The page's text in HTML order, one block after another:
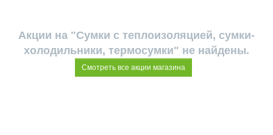
Акции на "Сумки с теплоизоляцией, сумки-
холодильники, термосумки" не найдены.
Смотреть все акции магазина